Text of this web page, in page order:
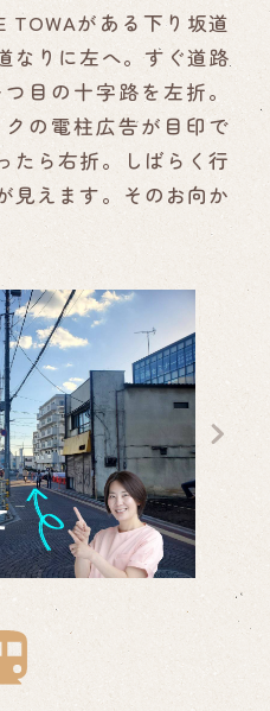
TOWAがある下り坂道
なりに左へ。すぐ道路
目の十字路を左折。
クの電柱広告が目印で
たら右折。しばらく行
見えます。そのお向か